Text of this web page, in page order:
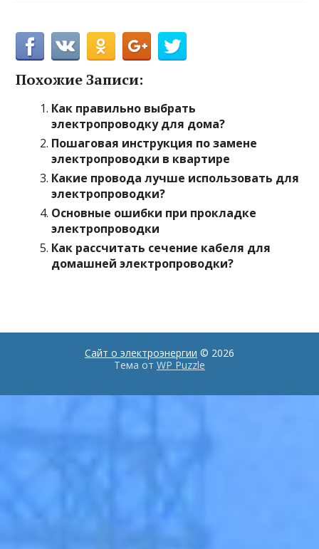
Похожие Записи:
Как правильно выбрать
электропроводку для дома?
Пошаговая инструкция по замене
электропроводки в квартире
Какие провода лучше использовать для
электропроводки?
Основные ошибки при прокладке
электропроводки
Как рассчитать сечение кабеля для
домашней электропроводки?
Сайт о электроэнергии © 2026
Тема от WP Puzzle